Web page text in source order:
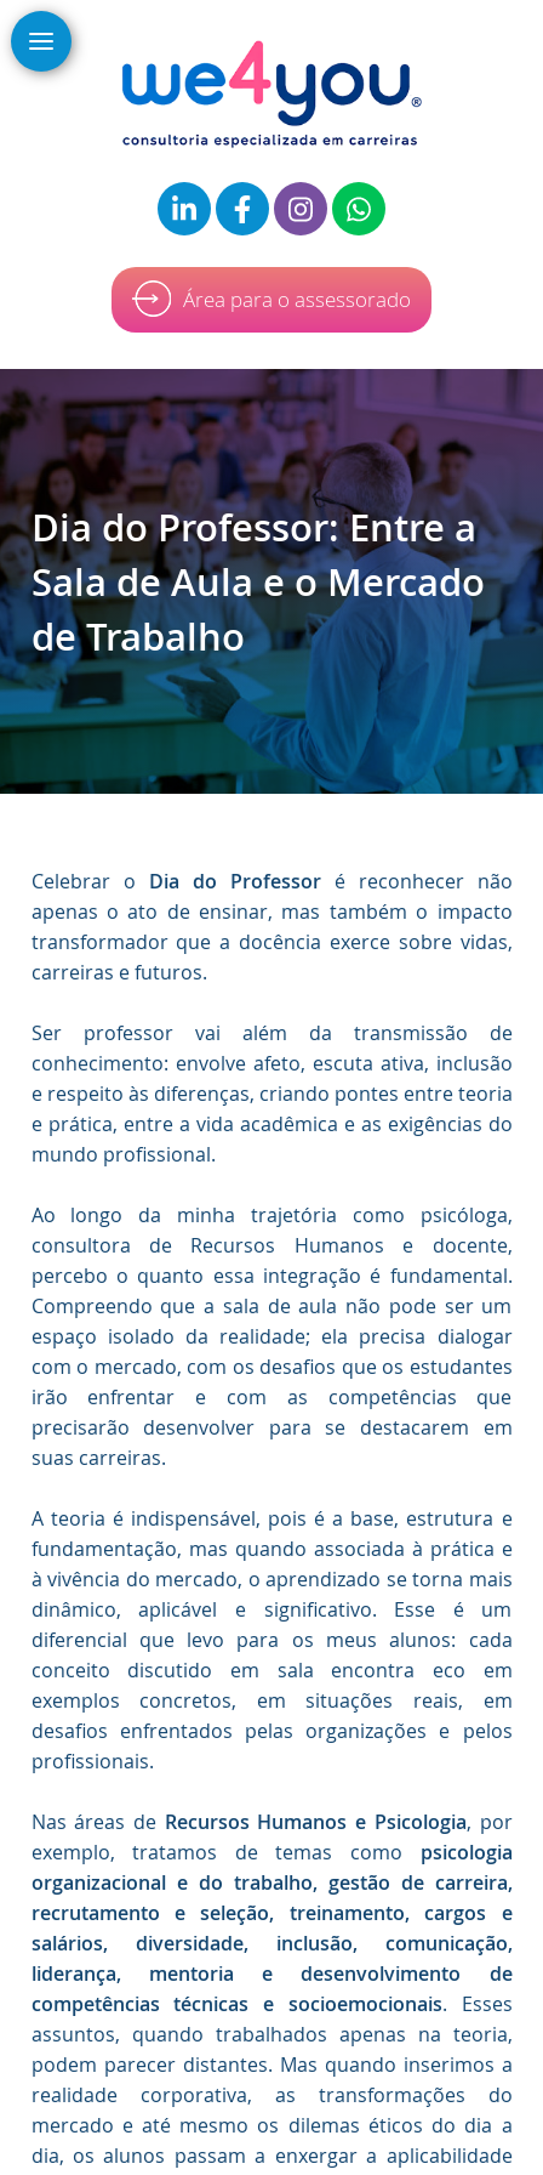
Área para o assessorado
Dia do Professor: Entre a
Sala de Aula e o Mercado
de Trabalho
Celebrar o Dia do Professor é reconhecer não
apenas o ato de ensinar, mas também o impacto
transformador que a docência exerce sobre vidas,
carreiras e futuros.
Ser professor vai além da transmissão de
conhecimento: envolve afeto, escuta ativa, inclusão
e respeito às diferenças, criando pontes entre teoria
e prática, entre a vida acadêmica e as exigências do
mundo profissional.
Ao longo da minha trajetória como psicóloga,
consultora de Recursos Humanos e docente,
percebo o quanto essa integração é fundamental.
Compreendo que a sala de aula não pode ser um
espaço isolado da realidade; ela precisa dialogar
com o mercado, com os desafios que os estudantes
irão enfrentar e com as competências que
precisarão desenvolver para se destacarem em
suas carreiras.
A teoria é indispensável, pois é a base, estrutura e
fundamentação, mas quando associada à prática e
à vivência do mercado, o aprendizado se torna mais
dinâmico, aplicável e significativo. Esse é um
diferencial que levo para os meus alunos: cada
conceito discutido em sala encontra eco em
exemplos concretos, em situações reais, em
desafios enfrentados pelas organizações e pelos
profissionais.
Nas áreas de Recursos Humanos e Psicologia, por
exemplo, tratamos de temas como psicologia
organizacional e do trabalho, gestão de carreira,
recrutamento e seleção, treinamento, cargos e
salários, diversidade, inclusão, comunicação,
liderança, mentoria e desenvolvimento de
competências técnicas e socioemocionais. Esses
assuntos, quando trabalhados apenas na teoria,
podem parecer distantes. Mas quando inserimos a
realidade corporativa, as transformações do
mercado e até mesmo os dilemas éticos do dia a
dia, os alunos passam a enxergar a aplicabilidade